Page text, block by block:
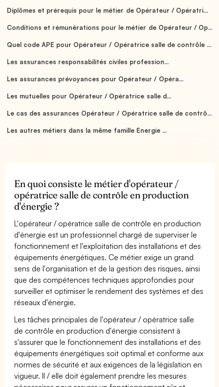
Diplômes et prérequis pour le métier de Opérateur / Opératri...
Conditions et rémunérations pour le métier de Opérateur / Op...
Quel code APE pour Opérateur / Opératrice salle de contrôle ...
Les assurances responsabilités civiles profession...
Les assurances prévoyances pour Opérateur / Opéra...
Les mutuelles pour Opérateur / Opératrice salle d...
Le cas des assurances Opérateur / Opératrice salle de contrô...
Les autres métiers dans la même famille Energie ...
En quoi consiste le métier d'opérateur /
opératrice salle de contrôle en production
d'énergie ?
L'opérateur / opératrice salle de contrôle en production
d'énergie est un professionnel chargé de superviser le
fonctionnement et l'exploitation des installations et des
équipements énergétiques. Ce métier exige un grand
sens de l'organisation et de la gestion des risques, ainsi
que des compétences techniques approfondies pour
surveiller et optimiser le rendement des systèmes et des
réseaux d'énergie.
Les tâches principales de l'opérateur / opératrice salle
de contrôle en production d'énergie consistent à
s'assurer que le fonctionnement des installations et des
équipements énergétiques soit optimal et conforme aux
normes de sécurité et aux exigences de la législation en
vigueur. Il / elle doit également prendre les mesures